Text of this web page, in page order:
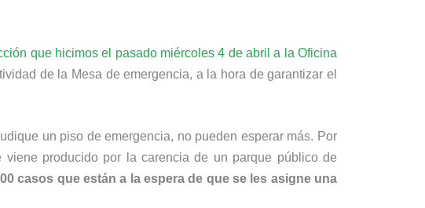
que hicimos el pasado miércoles 4 de abril a la Oficina
de la Mesa de emergencia, a la hora de garantizar el
un piso de emergencia, no pueden esperar más. Por
producido por la carencia de un parque público de
casos que están a la espera de que se les asigne una